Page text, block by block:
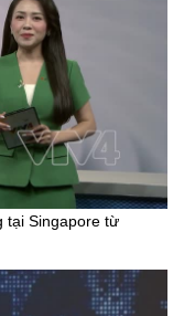
tại Singapore từ